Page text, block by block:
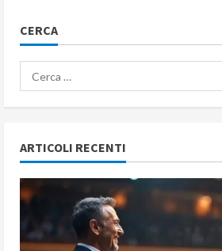
credibile
articoli
CERCA
Ricerca
per:
ARTICOLI RECENTI